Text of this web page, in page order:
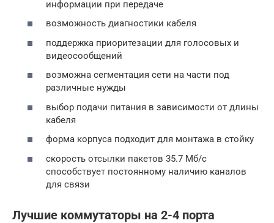
информации при передаче
возможность диагностики кабеля
поддержка приоритезации для голосовых и
видеосообщений
возможна сегментация сети на части под
различные нужды
выбор подачи питания в зависимости от длины
кабеля
форма корпуса подходит для монтажа в стойку
скорость отсылки пакетов 35.7 Мб/с
способствует постоянному наличию каналов
для связи
Лучшие коммутаторы на 2-4 порта